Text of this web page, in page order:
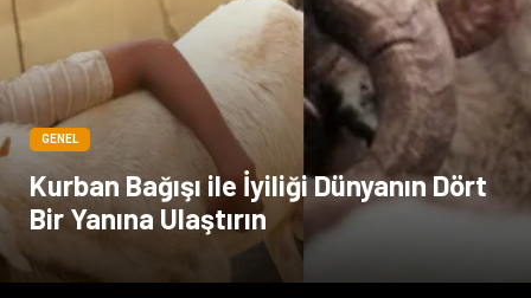
GENEL
Kurban Bağışı ile İyiliği Dünyanın Dört
Bir Yanına Ulaştırın